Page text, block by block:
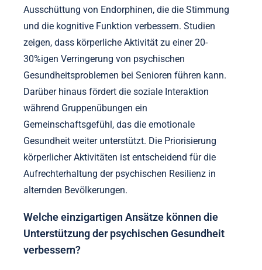
Ausschüttung von Endorphinen, die die Stimmung
und die kognitive Funktion verbessern. Studien
zeigen, dass körperliche Aktivität zu einer 20-
30%igen Verringerung von psychischen
Gesundheitsproblemen bei Senioren führen kann.
Darüber hinaus fördert die soziale Interaktion
während Gruppenübungen ein
Gemeinschaftsgefühl, das die emotionale
Gesundheit weiter unterstützt. Die Priorisierung
körperlicher Aktivitäten ist entscheidend für die
Aufrechterhaltung der psychischen Resilienz in
alternden Bevölkerungen.
Welche einzigartigen Ansätze können die
Unterstützung der psychischen Gesundheit
verbessern?